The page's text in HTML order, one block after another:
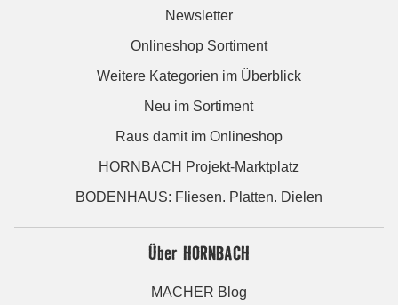
Newsletter
Onlineshop Sortiment
Weitere Kategorien im Überblick
Neu im Sortiment
Raus damit im Onlineshop
HORNBACH Projekt-Marktplatz
BODENHAUS: Fliesen. Platten. Dielen
Über HORNBACH
MACHER Blog